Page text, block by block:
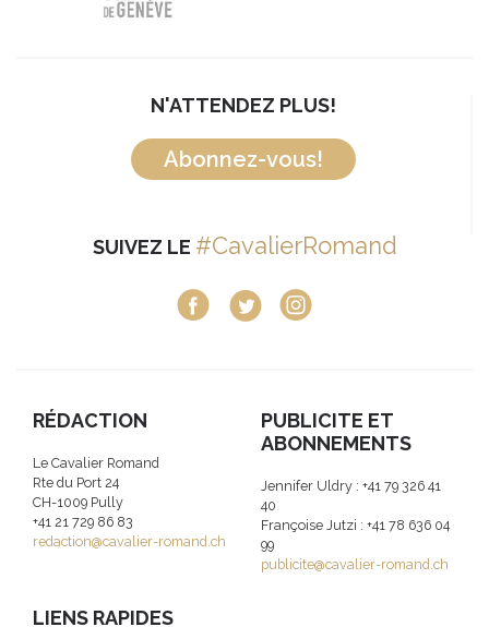
N'ATTENDEZ PLUS!
Abonnez-vous!
SUIVEZ LE #CavalierRomand
RÉDACTION
Le Cavalier Romand
Rte du Port 24
CH-1009 Pully
+41 21 729 86 83
redaction@cavalier-romand.ch
PUBLICITE ET
ABONNEMENTS
Jennifer Uldry : +41 79 326 41
40
Françoise Jutzi : +41 78 636 04
99
publicite@cavalier-romand.ch
LIENS RAPIDES